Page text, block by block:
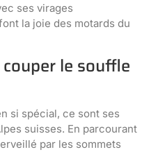
ses virages
la joie des motards du
le souffle
si spécial, ce sont ses
suisses. En parcourant
par les sommets